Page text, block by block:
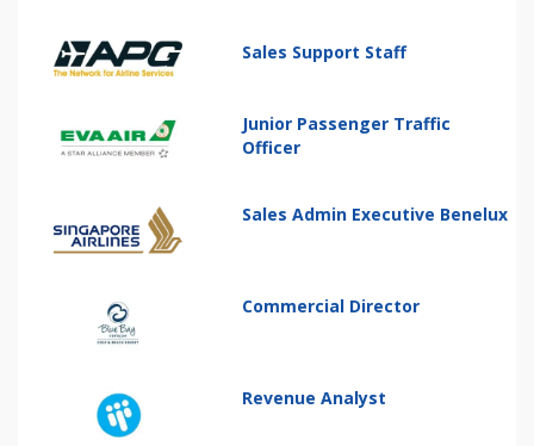
Sales Support Staff
Junior Passenger Traffic
Officer
Sales Admin Executive Benelux
Commercial Director
Revenue Analyst